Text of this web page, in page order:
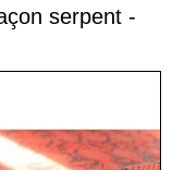
serpent -